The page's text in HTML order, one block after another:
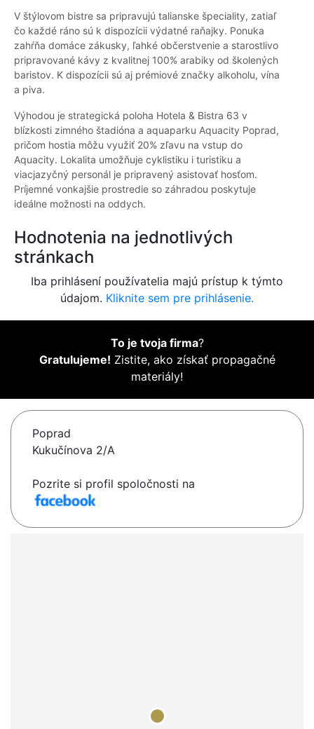
V štýlovom bistre sa pripravujú talianske špeciality, zatiaľ
čo každé ráno sú k dispozícii výdatné raňajky. Ponuka
zahŕňa domáce zákusky, ľahké občerstvenie a starostlivo
pripravované kávy z kvalitnej 100% arabiky od školených
baristov. K dispozícii sú aj prémiové značky alkoholu, vína
a piva.
Výhodou je strategická poloha Hotela & Bistra 63 v
blízkosti zimného štadióna a aquaparku Aquacity Poprad,
pričom hostia môžu využiť 20% zľavu na vstup do
Aquacity. Lokalita umožňuje cyklistiku i turistiku a
viacjazyčný personál je pripravený asistovať hosťom.
Príjemné vonkajšie prostredie so záhradou poskytuje
ideálne možnosti na oddych.
Hodnotenia na jednotlivých
stránkach
Iba prihlásení používatelia majú prístup k týmto
údajom. Kliknite sem pre prihlásenie.
To je tvoja firma?
Gratulujeme! Zistite, ako získať propagačné
materiály!
Poprad
Kukučínova 2/A
Pozrite si profil spoločnosti na